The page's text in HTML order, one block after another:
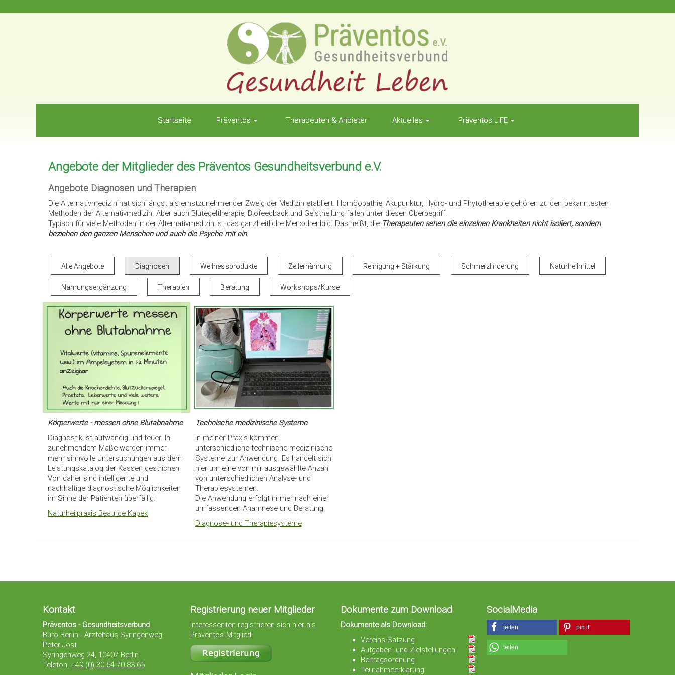
Startseite Präventos Therapeuten & Anbieter Aktuelles Präventos LIFE
Angebote der Mitglieder des Präventos Gesundheitsverbund e.V.
Angebote Diagnosen und Therapien
Die Alternativmedizin hat sich längst als ernstzunehmender Zweig der Medizin etabliert. Homöopathie, Akupunktur, Hydro- und Phytotherapie gehören zu den bekanntesten
Methoden der Alternativmedizin. Aber auch Blutegeltherapie, Biofeedback und Geistheilung fallen unter diesen Oberbegriff.
Typisch für viele Methoden in der Alternativmedizin ist das ganzheitliche Menschenbild. Das heißt, die Therapeuten sehen die einzelnen Krankheiten nicht isoliert, sondern
beziehen den ganzen Menschen und auch die Psyche mit ein.
Alle Angebote Diagnosen Wellnessprodukte Zellernährung Reinigung + Stärkung Schmerzlinderung Naturheilmittel
Nahrungsergänzung Therapien Beratung Workshops/Kurse
Körperwerte - messen ohne Blutabnahme
Diagnostik ist aufwändig und teuer. In
zunehmendem Maße werden immer
mehr sinnvolle Untersuchungen aus dem
Leistungskatalog der Kassen gestrichen.
Von daher sind intelligente und
nachhaltige diagnostische Möglichkeiten
im Sinne der Patienten überfällig.
Naturheilpraxis Beatrice Kapek
Technische medizinische Systeme
In meiner Praxis kommen
unterschiedliche technische medizinische
Systeme zur Anwendung. Es handelt sich
hier um eine von mir ausgewählte Anzahl
von unterschiedlichen Analyse- und
Therapiesystemen.
Die Anwendung erfolgt immer nach einer
umfassenden Anamnese und Beratung.
Diagnose- und Therapiesysteme
Kontakt
Präventos - Gesundheitsverbund
Büro Berlin - Ärztehaus Syringenweg
Peter Jost
Syringenweg 24, 10407 Berlin
Telefon: +49 (0) 30 54 70 83 65
Registrierung neuer Mitglieder
Interessenten registrieren sich hier als
Präventos-Mitglied:
Dokumente zum Download
Dokumente als Download:
Vereins-Satzung
Aufgaben- und Zielstellungen
Beitragsordnung
Teilnahmeerklärung
SocialMedia
teilen pin it
teilen